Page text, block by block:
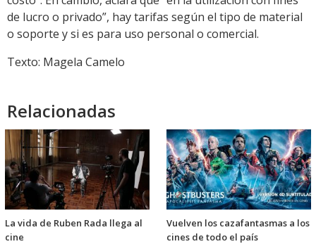
de lucro o privado”, hay tarifas según el tipo de material
o soporte y si es para uso personal o comercial.
Texto: Magela Camelo
Relacionadas
La vida de Ruben Rada llega al
cine
Vuelven los cazafantasmas a los
cines de todo el país